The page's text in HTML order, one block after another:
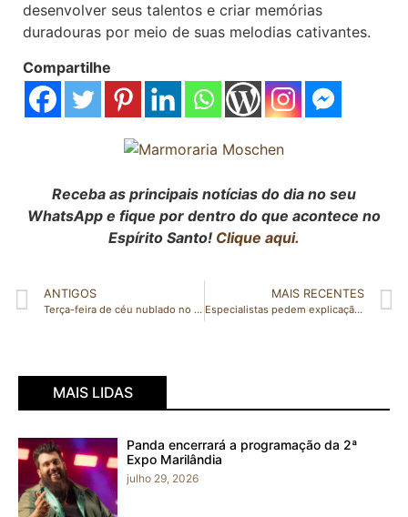
desenvolver seus talentos e criar memórias
duradouras por meio de suas melodias cativantes.
Compartilhe
Receba as principais notícias do dia no seu
WhatsApp e fique por dentro do que acontece no
Espírito Santo! Clique aqui.
ANTIGOS
Terça-feira de céu nublado no Espírito Santo; veja a previsão
MAIS RECENTES
Especialistas pedem explicação sobre app instalado sem permissão
MAIS LIDAS
Panda encerrará a programação da 2ª
Expo Marilândia
julho 29, 2026